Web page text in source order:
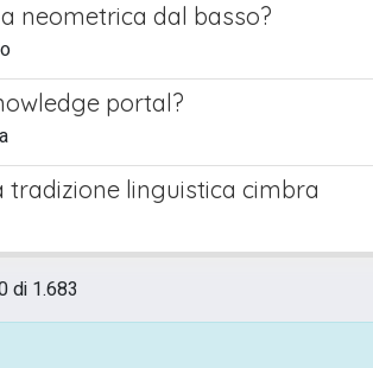
neometrica dal basso?
portal?
tradizione linguistica cimbra
di 1.683